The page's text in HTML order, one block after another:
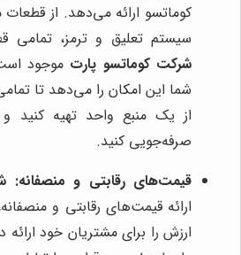
کوماتسو ارائه می‌دهد. از قطعات
سیستم تعلیق و ترمز، تمامی
شرکت کوماتسو پارت موجود
شما این امکان را می‌دهد تا
از یک منبع واحد تهیه کنید
صرفه‌جویی کنید.
قیمت‌های رقابتی و منصفانه:
ارائه قیمت‌های رقابتی و
ارزش را برای مشتریان خود